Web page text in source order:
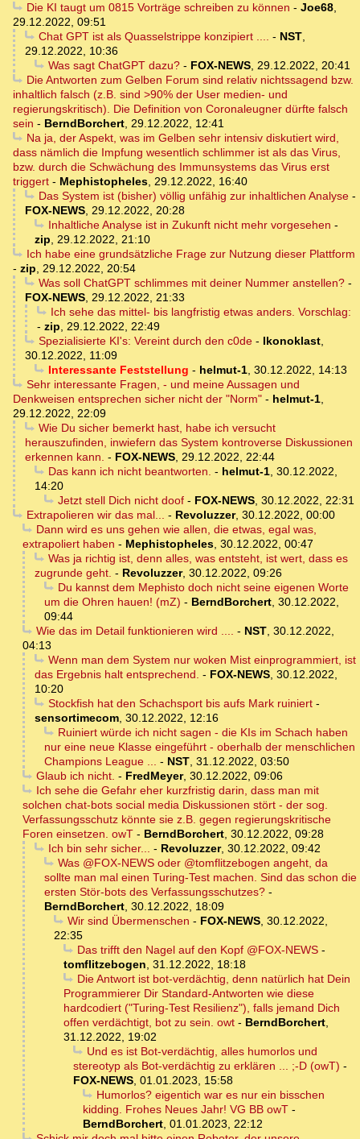
Die KI taugt um 0815 Vorträge schreiben zu können - Joe68,
29.12.2022, 09:51
Chat GPT ist als Quasselstrippe konzipiert .... - NST,
29.12.2022, 10:36
Was sagt ChatGPT dazu?- FOX-NEWS, 29.12.2022, 20:41
Die Antworten zum Gelben Forum sind relativ nichtssagend bzw.
inhaltlich falsch (z.B. sind >90% der User medien- und
regierungskritisch). Die Definition von Coronaleugner dürfte falsch
sein - BerndBorchert, 29.12.2022, 12:41
Na ja, der Aspekt, was im Gelben sehr intensiv diskutiert wird,
dass nämlich die Impfung wesentlich schlimmer ist als das Virus,
bzw. durch die Schwächung des Immunsystems das Virus erst
triggert - Mephistopheles, 29.12.2022, 16:40
Das System ist (bisher) völlig unfähig zur inhaltlichen Analyse-
FOX-NEWS, 29.12.2022, 20:28
Inhaltliche Analyse ist in Zukunft nicht mehr vorgesehen -
zip, 29.12.2022, 21:10
Ich habe eine grundsätzliche Frage zur Nutzung dieser Plattform
- zip, 29.12.2022, 20:54
Was soll ChatGPT schlimmes mit deiner Nummer anstellen?-
FOX-NEWS, 29.12.2022, 21:33
Ich sehe das mittel- bis langfristig etwas anders. Vorschlag:
- zip, 29.12.2022, 22:49
Spezialisierte KI's: Vereint durch den c0de- Ikonoklast,
30.12.2022, 11:09
Interessante Feststellung - helmut-1, 30.12.2022, 14:13
Sehr interessante Fragen, - und meine Aussagen und
Denkweisen entsprechen sicher nicht der "Norm" - helmut-1,
29.12.2022, 22:09
Wie Du sicher bemerkt hast, habe ich versucht
herauszufinden, inwiefern das System kontroverse Diskussionen
erkennen kann. - FOX-NEWS, 29.12.2022, 22:44
Das kann ich nicht beantworten. - helmut-1, 30.12.2022,
14:20
Jetzt stell Dich nicht doof- FOX-NEWS, 30.12.2022, 22:31
Extrapolieren wir das mal... - Revoluzzer, 30.12.2022, 00:00
Dann wird es uns gehen wie allen, die etwas, egal was,
extrapoliert haben - Mephistopheles, 30.12.2022, 00:47
Was ja richtig ist, denn alles, was entsteht, ist wert, dass es
zugrunde geht. - Revoluzzer, 30.12.2022, 09:26
Du kannst dem Mephisto doch nicht seine eigenen Worte
um die Ohren hauen! (mZ) - BerndBorchert, 30.12.2022,
09:44
Wie das im Detail funktionieren wird .... - NST, 30.12.2022,
04:13
Wenn man dem System nur woken Mist einprogrammiert, ist
das Ergebnis halt entsprechend. - FOX-NEWS, 30.12.2022,
10:20
Stockfish hat den Schachsport bis aufs Mark ruiniert-
sensortimecom, 30.12.2022, 12:16
Ruiniert würde ich nicht sagen - die KIs im Schach haben
nur eine neue Klasse eingeführt - oberhalb der menschlichen
Champions League ... - NST, 31.12.2022, 03:50
Glaub ich nicht. - FredMeyer, 30.12.2022, 09:06
Ich sehe die Gefahr eher kurzfristig darin, dass man mit
solchen chat-bots social media Diskussionen stört - der sog.
Verfassungsschutz könnte sie z.B. gegen regierungskritische
Foren einsetzen. owT - BerndBorchert, 30.12.2022, 09:28
Ich bin sehr sicher... - Revoluzzer, 30.12.2022, 09:42
Was @FOX-NEWS oder @tomflitzebogen angeht, da
sollte man mal einen Turing-Test machen. Sind das schon die
ersten Stör-bots des Verfassungsschutzes? -
BerndBorchert, 30.12.2022, 18:09
Wir sind Übermenschen - FOX-NEWS, 30.12.2022,
22:35
Das trifft den Nagel auf den Kopf @FOX-NEWS-
tomflitzebogen, 31.12.2022, 18:18
Die Antwort ist bot-verdächtig, denn natürlich hat Dein
Programmierer Dir Standard-Antworten wie diese
hardcodiert ("Turing-Test Resilienz"), falls jemand Dich
offen verdächtigt, bot zu sein. owt - BerndBorchert,
31.12.2022, 19:02
Und es ist Bot-verdächtig, alles humorlos und
stereotyp als Bot-verdächtig zu erklären ... ;-D (owT) -
FOX-NEWS, 01.01.2023, 15:58
Humorlos? eigentich war es nur ein bisschen
kidding. Frohes Neues Jahr! VG BB owT -
BerndBorchert, 01.01.2023, 22:12